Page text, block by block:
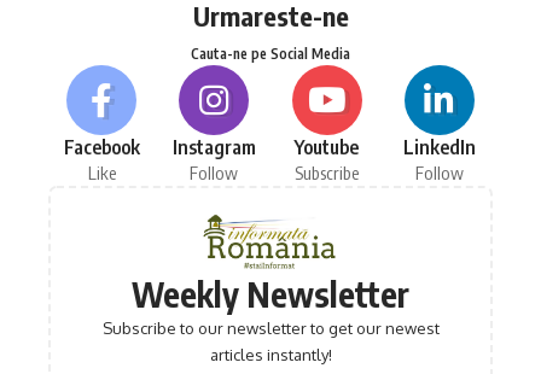
Urmareste-ne
Cauta-ne pe Social Media
Facebook
Like
Instagram
Follow
Youtube
Subscribe
LinkedIn
Follow
Weekly Newsletter
Subscribe to our newsletter to get our newest
articles instantly!